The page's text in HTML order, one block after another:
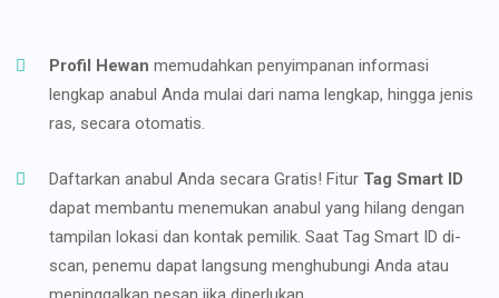
Profil Hewan memudahkan penyimpanan informasi
lengkap anabul Anda mulai dari nama lengkap, hingga jenis
ras, secara otomatis.
Daftarkan anabul Anda secara Gratis! Fitur Tag Smart ID
dapat membantu menemukan anabul yang hilang dengan
tampilan lokasi dan kontak pemilik. Saat Tag Smart ID di-
scan, penemu dapat langsung menghubungi Anda atau